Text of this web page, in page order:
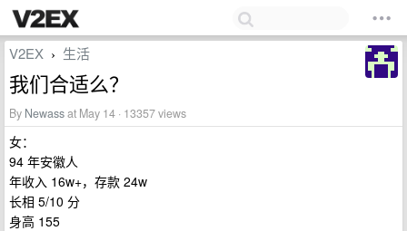
V2EX › 生活
我们合适么？
By Newassat May 14 · 13357 views
女：
94 年安徽人
年收入 16w+，存款 24w
长相 5/10 分
身高 155